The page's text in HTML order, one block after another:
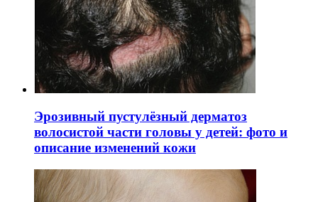
Эрозивный пустулёзный дерматоз
волосистой части головы у детей: фото и
описание изменений кожи